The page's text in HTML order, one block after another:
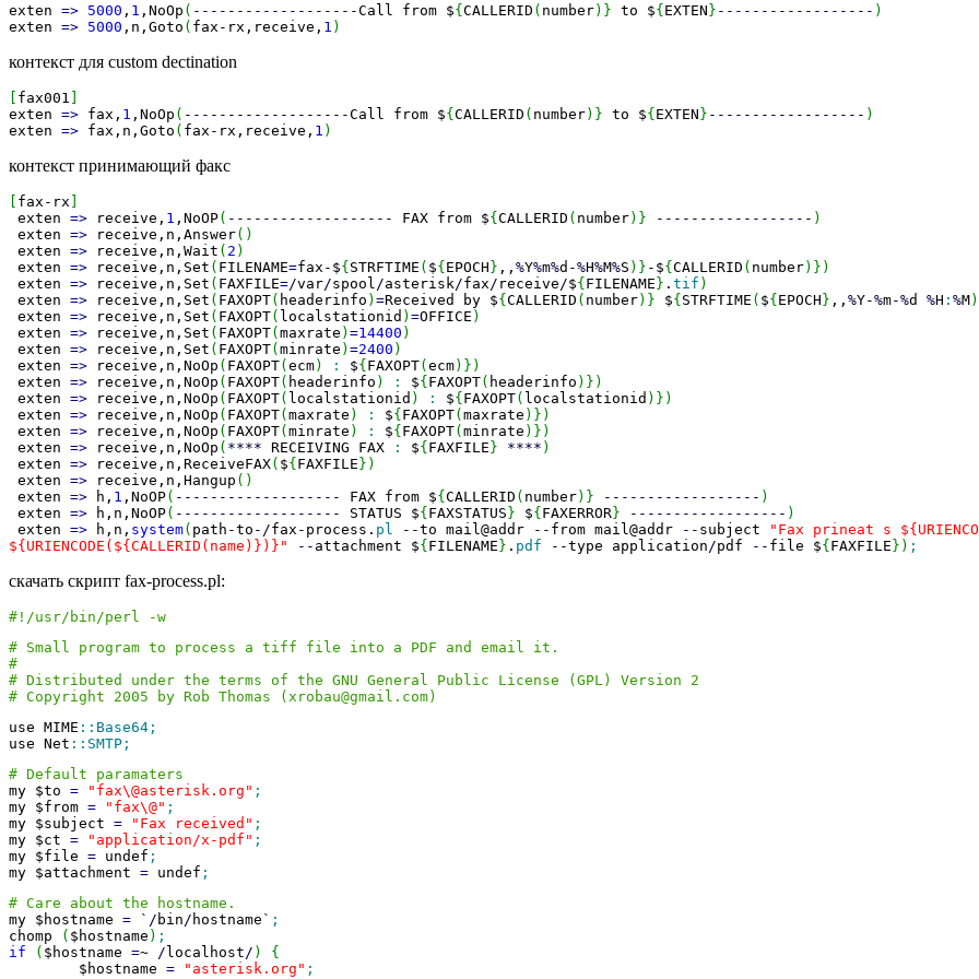
exten => 5000 , 1 ,NoOp ( -------------------Call from ${ CALLERID ( number) } to ${ EXTEN } ------------------ )
exten => 5000 ,n,Goto ( fax - rx,receive, 1 )
контекст для custom dectination
fax001
exten => fax, 1 ,NoOp ( -------------------Call from ${ CALLERID ( number) } to ${ EXTEN } ------------------ )
exten => fax,n,Goto ( fax - rx,receive, 1 )
контекст принимающий факс
fax - rx
exten => receive, 1 ,NoOP( ------------------- FAX from ${ CALLERID ( number) } ------------------ )
exten => receive,n,Answer( )
exten => receive,n,Wait ( 2 )
exten => receive,n,Set ( FILENAME=fax - ${ STRFTIME ( ${ EPOCH } ,, %Y%m%d -%H%M%S ) } - ${ CALLERID ( number) } )
exten => receive,n,Set ( FAXFILE=/var/spool/asterisk/fax/ receive/${ FILENAME } . tif )
exten => receive,n,Set ( FAXOPT( headerinfo ) =Received by ${ CALLERID ( number) } ${ STRFTIME ( ${ EPOCH } ,, %Y-%m-%d %H : %M)
exten => receive,n,Set ( FAXOPT( localstationid ) =OFFICE )
exten => receive,n,Set ( FAXOPT( maxrate ) =14400 )
exten => receive,n,Set ( FAXOPT( minrate ) =2400 )
exten => receive,n,NoOp ( FAXOPT( ecm) : ${ FAXOPT( ecm) } )
exten => receive,n,NoOp ( FAXOPT( headerinfo ) : ${ FAXOPT( headerinfo ) } )
exten => receive,n,NoOp ( FAXOPT( localstationid ) : ${ FAXOPT( localstationid ) } )
exten => receive,n,NoOp ( FAXOPT( maxrate ) : ${ FAXOPT( maxrate ) } )
exten => receive,n,NoOp ( FAXOPT( minrate ) : ${ FAXOPT( minrate ) } )
exten => receive,n,NoOp ( **** RECEIVING FAX : ${ FAXFILE } **** )
exten => receive,n,ReceiveFAX( ${ FAXFILE } )
exten => receive,n,Hangup ( )
exten => h, 1 ,NoOP( ------------------- FAX from ${ CALLERID ( number) } ------------------ )
exten => h,n,NoOP( ------------------- STATUS ${ FAXSTATUS } ${ FAXERROR} ------------------ )
exten => h,n, system( path -to -/fax - process. pl --to mail@addr -- from mail@addr -- subject
"Fax prineat s
${URIENCODE(${CALLERID(name)})}"
-- attachment ${ FILENAME } . pdf --type application/pdf -- file ${ FAXFILE } ) ;
скачать скрипт fax-process.pl:
#!/usr/bin/perl -w
# Small program to process a tiff file into a PDF and email it.
#
# Distributed under the terms of the GNU General Public License (GPL) Version 2
# Copyright 2005 by Rob Thomas (xrobau@gmail.com)
use MIME :: Base64 ;
use Net :: SMTP ;
# Default paramaters
my $to = "fax\@asterisk.org" ;
my $from = "fax\@" ;
my $subject = "Fax received" ;
my $ct = "application/x-pdf" ;
my $file = undef ;
my $attachment = undef ;
# Care about the hostname.
my $hostname = ` / bin/ hostname` ;
chomp
( $hostname ) ;
if
( $hostname =~ / localhost/ )
{
$hostname = "asterisk.org" ;